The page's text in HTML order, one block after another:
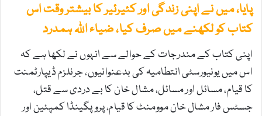
پایا، میں نے اپنی زندگی اور کئیرئیر کا بیشتر وقت اس
کتاب کو لکھنے میں صرف کیا، ضیاء اللہ ہمدرد
اپنی کتاب کے مندرجات کے حوالے سے انہوں نے لکھا ہے کہ
اس میں یونیورسٹی انتطامیہ کی بدعنوانیوں، جرنلزم ڈیپارٹمنت
کا قیام، مسائل اور مسائل، مشال خان کا بے دردی سے قتل،
جسٹس فار مشال خان موومنٹ کا قیام، پروپگینڈا کمپئین اور